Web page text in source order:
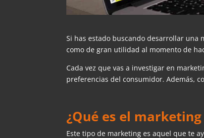
Si has estado buscando desarrollar
como de gran utilidad al momento de
Cada vez que vas a investigar en
preferencias del consumidor. Además,
¿Qué es el
Este tipo de marketing es aquel que te